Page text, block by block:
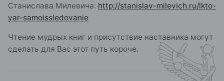
Станислава Милевича: http://stanislav-milevich.ru/lkto-
yar-samoissledovanie
Чтение мудрых книг и присутствие наставника могут
сделать для Вас этот путь короче.